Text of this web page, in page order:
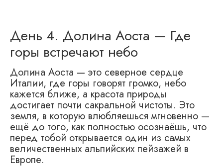
День 4. Долина Аоста — Где
горы встречают небо
Долина Аоста — это северное сердце
Италии, где горы говорят громко, небо
кажется ближе, а красота природы
достигает почти сакральной чистоты. Это
земля, в которую влюбляешься мгновенно —
ещё до того, как полностью осознаёшь, что
перед тобой открывается один из самых
величественных альпийских пейзажей в
Европе.